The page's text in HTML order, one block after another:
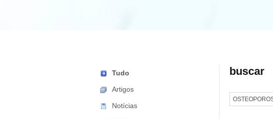
Tudo
Artigos
Notícias
buscar